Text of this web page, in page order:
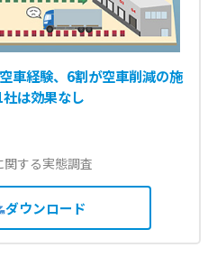
車経験、6割が空車削減の施
は効果なし
する実態調査
ダウンロード